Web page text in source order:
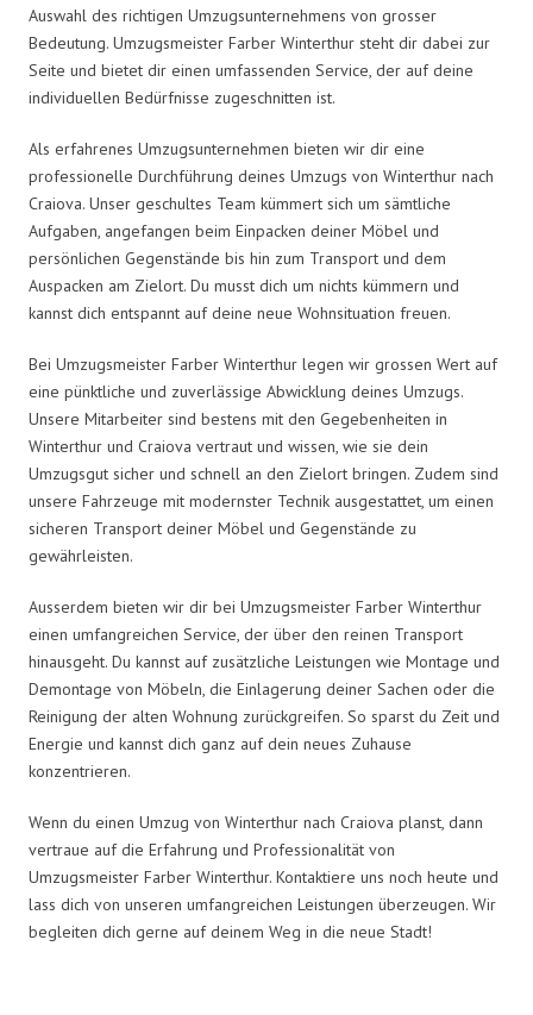
Auswahl des richtigen Umzugsunternehmens von grosser
Bedeutung. Umzugsmeister Farber Winterthur steht dir dabei zur
Seite und bietet dir einen umfassenden Service, der auf deine
individuellen Bedürfnisse zugeschnitten ist.
Als erfahrenes Umzugsunternehmen bieten wir dir eine
professionelle Durchführung deines Umzugs von Winterthur nach
Craiova. Unser geschultes Team kümmert sich um sämtliche
Aufgaben, angefangen beim Einpacken deiner Möbel und
persönlichen Gegenstände bis hin zum Transport und dem
Auspacken am Zielort. Du musst dich um nichts kümmern und
kannst dich entspannt auf deine neue Wohnsituation freuen.
Bei Umzugsmeister Farber Winterthur legen wir grossen Wert auf
eine pünktliche und zuverlässige Abwicklung deines Umzugs.
Unsere Mitarbeiter sind bestens mit den Gegebenheiten in
Winterthur und Craiova vertraut und wissen, wie sie dein
Umzugsgut sicher und schnell an den Zielort bringen. Zudem sind
unsere Fahrzeuge mit modernster Technik ausgestattet, um einen
sicheren Transport deiner Möbel und Gegenstände zu
gewährleisten.
Ausserdem bieten wir dir bei Umzugsmeister Farber Winterthur
einen umfangreichen Service, der über den reinen Transport
hinausgeht. Du kannst auf zusätzliche Leistungen wie Montage und
Demontage von Möbeln, die Einlagerung deiner Sachen oder die
Reinigung der alten Wohnung zurückgreifen. So sparst du Zeit und
Energie und kannst dich ganz auf dein neues Zuhause
konzentrieren.
Wenn du einen Umzug von Winterthur nach Craiova planst, dann
vertraue auf die Erfahrung und Professionalität von
Umzugsmeister Farber Winterthur. Kontaktiere uns noch heute und
lass dich von unseren umfangreichen Leistungen überzeugen. Wir
begleiten dich gerne auf deinem Weg in die neue Stadt!